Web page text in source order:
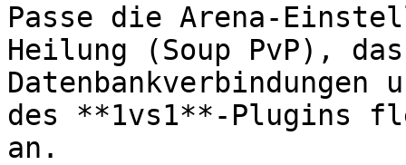
Passe die Arena-
Heilung (Soup PvP),
Datenbankverbindungen
des **1vs1**-Plugins
an.